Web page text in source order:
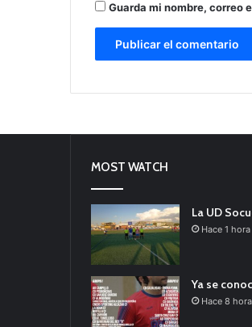
Guarda mi nombre, correo
MOST WATCH
La UD
Hace 1 hora
Ya se
Hace 8